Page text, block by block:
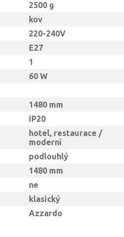
2500 g
kov
220-240V
E27
1
60 W
1480 mm
IP20
hotel, restaurace /
moderní
podlouhlý
1480 mm
ne
klasický
Azzardo